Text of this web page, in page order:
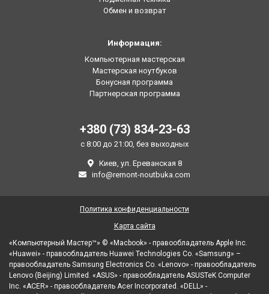
Обмен и возврат
Информация:
Компьютерная мастерская
Мастерская ноутбуков
Бонусная программа
Партнерская программа
+380 (73) 834-23-63
с 8:00 до 21:00, без выходных
Киев, ул. Ереванская 8
info@remont-noutbuka.com
«Компьютерный Мастер™» © «Macbook» - правообладатель Apple Inc.
«Huawei» - правообладатель Huawei Technologies Co. «Samsung» –
правообладатель Samsung Electronics Co. «Lenovo» - правообладатель
Lenovo (Beijing) Limited. «ASUS» - правообладатель ASUSTeK Computer
Inc. «ACER» - правообладатель Acer Incorporated. «DELL» -
Политика конфиденциальности
Карта сайта